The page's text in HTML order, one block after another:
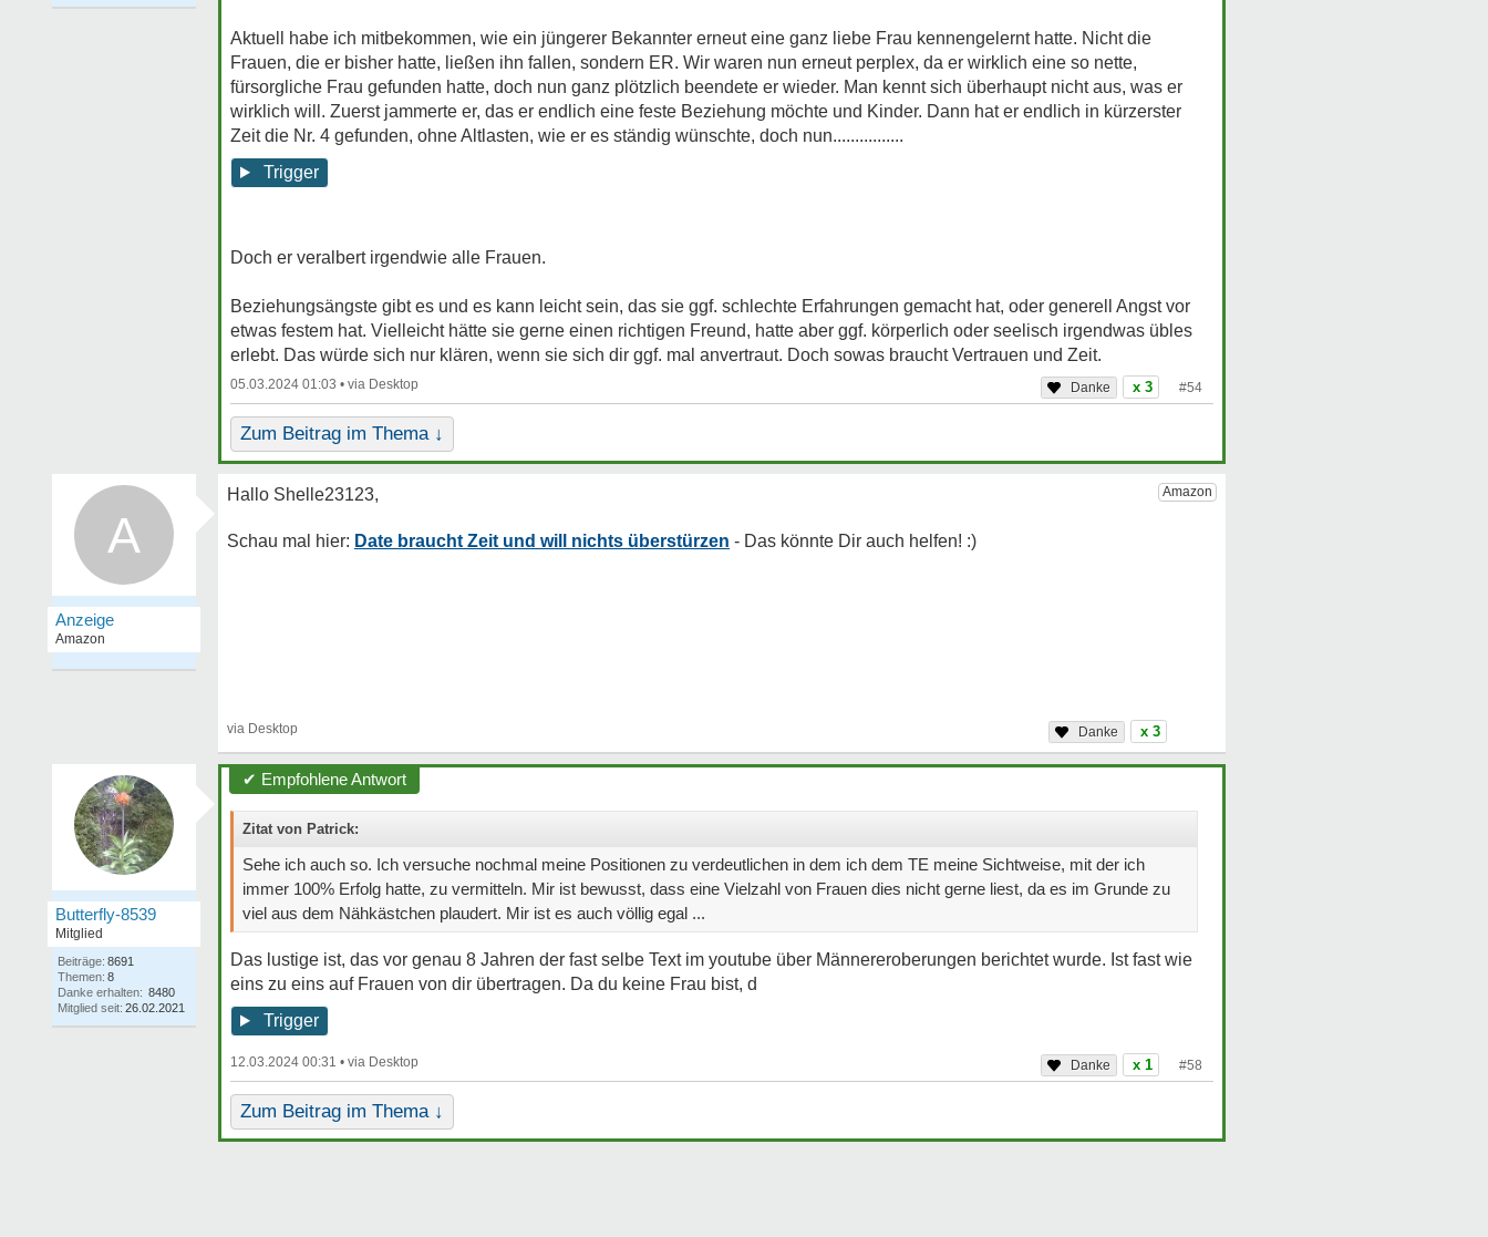
Aktuell habe ich mitbekommen, wie ein jüngerer Bekannter erneut eine ganz liebe Frau kennengelernt hatte. Nicht die
Frauen, die er bisher hatte, ließen ihn fallen, sondern ER. Wir waren nun erneut perplex, da er wirklich eine so nette,
fürsorgliche Frau gefunden hatte, doch nun ganz plötzlich beendete er wieder. Man kennt sich überhaupt nicht aus, was er
wirklich will. Zuerst jammerte er, das er endlich eine feste Beziehung möchte und Kinder. Dann hat er endlich in kürzerster
Zeit die Nr. 4 gefunden, ohne Altlasten, wie er es ständig wünschte, doch nun................
Trigger
Doch er veralbert irgendwie alle Frauen.
Beziehungsängste gibt es und es kann leicht sein, das sie ggf. schlechte Erfahrungen gemacht hat, oder generell Angst vor
etwas festem hat. Vielleicht hätte sie gerne einen richtigen Freund, hatte aber ggf. körperlich oder seelisch irgendwas übles
erlebt. Das würde sich nur klären, wenn sie sich dir ggf. mal anvertraut. Doch sowas braucht Vertrauen und Zeit.
05.03.2024 01:03 • x 3 #54
Zum Beitrag im Thema ↓
A Date braucht Zeit und will nichts überstürzen
x 3
Butterfly-8539
Mitglied
Beiträge: 8691
Themen: 8
Danke erhalten: 8480
Mitglied seit: 26.02.2021
✔ Empfohlene Antwort
Zitat von Patrick:
Sehe ich auch so. Ich versuche nochmal meine Positionen zu verdeutlichen in dem ich dem TE meine Sichtweise, mit der ich
immer 100% Erfolg hatte, zu vermitteln. Mir ist bewusst, dass eine Vielzahl von Frauen dies nicht gerne liest, da es im Grunde zu
viel aus dem Nähkästchen plaudert. Mir ist es auch völlig egal ...
Das lustige ist, das vor genau 8 Jahren der fast selbe Text im youtube über Männereroberungen berichtet wurde. Ist fast wie
eins zu eins auf Frauen von dir übertragen. Da du keine Frau bist, d
Trigger
12.03.2024 00:31 • x 1 #58
Zum Beitrag im Thema ↓